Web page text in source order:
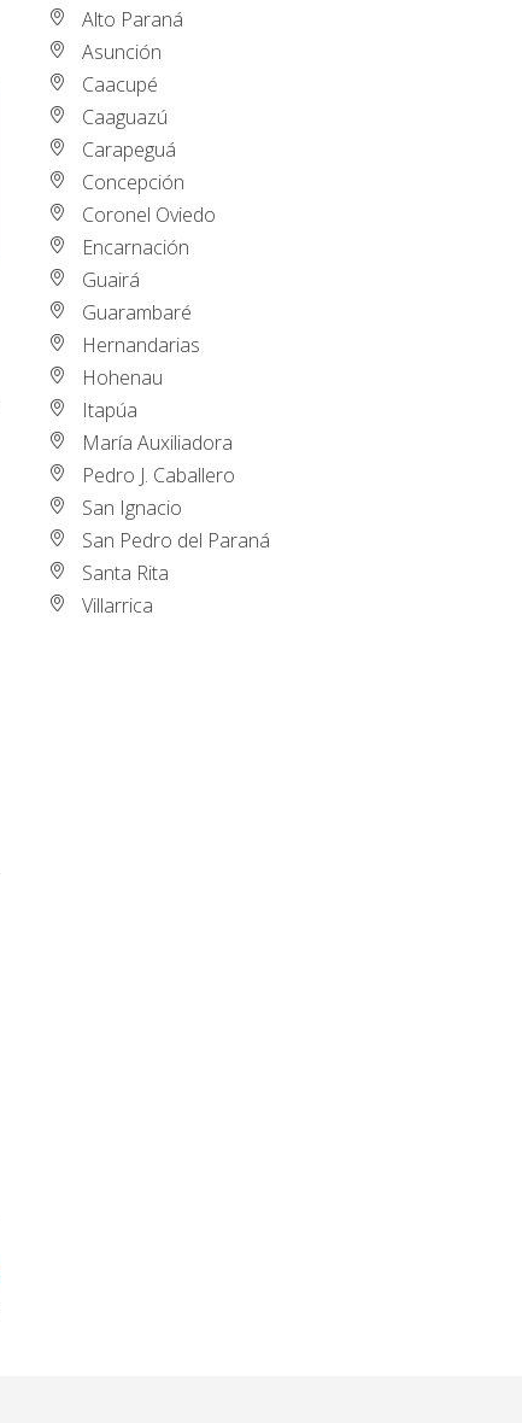
Alto Paraná
Asunción
Caacupé
Caaguazú
Carapeguá
Concepción
Coronel Oviedo
Encarnación
Guairá
Guarambaré
Hernandarias
Hohenau
Itapúa
María Auxiliadora
Pedro J. Caballero
San Ignacio
San Pedro del Paraná
Santa Rita
Villarrica